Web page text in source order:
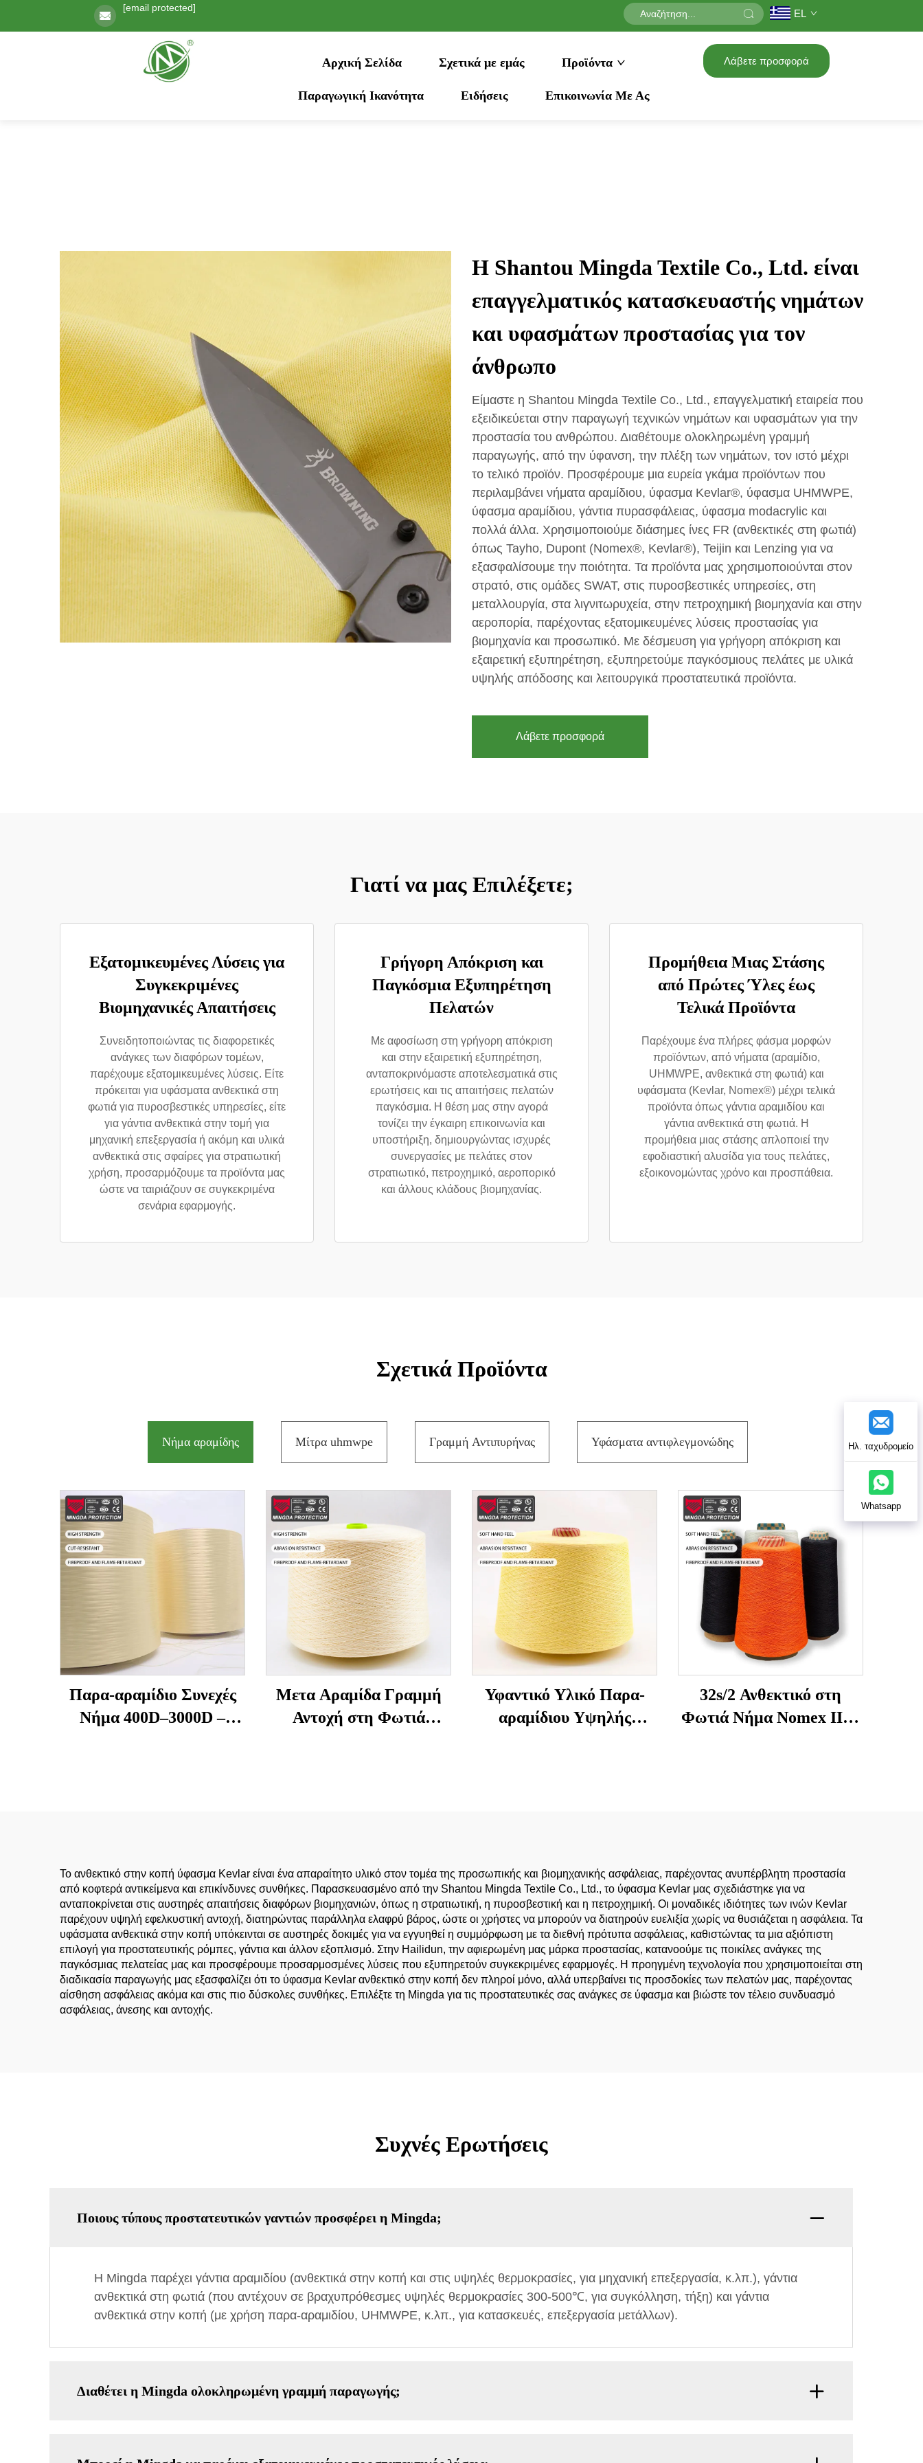
[email protected] EL
Αρχική Σελίδα Σχετικά με εμάς Προϊόντα
Παραγωγική Ικανότητα Ειδήσεις Επικοινωνία Με Ας
Λάβετε προσφορά
Η Shantou Mingda Textile Co., Ltd. είναι
επαγγελματικός κατασκευαστής νημάτων
και υφασμάτων προστασίας για τον
άνθρωπο
Είμαστε η Shantou Mingda Textile Co., Ltd., επαγγελματική εταιρεία που
εξειδικεύεται στην παραγωγή τεχνικών νημάτων και υφασμάτων για την
προστασία του ανθρώπου. Διαθέτουμε ολοκληρωμένη γραμμή
παραγωγής, από την ύφανση, την πλέξη των νημάτων, τον ιστό μέχρι
το τελικό προϊόν. Προσφέρουμε μια ευρεία γκάμα προϊόντων που
περιλαμβάνει νήματα αραμίδιου, ύφασμα Kevlar®, ύφασμα UHMWPE,
ύφασμα αραμίδιου, γάντια πυρασφάλειας, ύφασμα modacrylic και
πολλά άλλα. Χρησιμοποιούμε διάσημες ίνες FR (ανθεκτικές στη φωτιά)
όπως Tayho, Dupont (Nomex®, Kevlar®), Teijin και Lenzing για να
εξασφαλίσουμε την ποιότητα. Τα προϊόντα μας χρησιμοποιούνται στον
στρατό, στις ομάδες SWAT, στις πυροσβεστικές υπηρεσίες, στη
μεταλλουργία, στα λιγνιτωρυχεία, στην πετροχημική βιομηχανία και στην
αεροπορία, παρέχοντας εξατομικευμένες λύσεις προστασίας για
βιομηχανία και προσωπικό. Με δέσμευση για γρήγορη απόκριση και
εξαιρετική εξυπηρέτηση, εξυπηρετούμε παγκόσμιους πελάτες με υλικά
υψηλής απόδοσης και λειτουργικά προστατευτικά προϊόντα.
Λάβετε προσφορά
Γιατί να μας Επιλέξετε;
Εξατομικευμένες Λύσεις για
Συγκεκριμένες
Βιομηχανικές Απαιτήσεις
Συνειδητοποιώντας τις διαφορετικές
ανάγκες των διαφόρων τομέων,
παρέχουμε εξατομικευμένες λύσεις. Είτε
πρόκειται για υφάσματα ανθεκτικά στη
φωτιά για πυροσβεστικές υπηρεσίες, είτε
για γάντια ανθεκτικά στην τομή για
μηχανική επεξεργασία ή ακόμη και υλικά
ανθεκτικά στις σφαίρες για στρατιωτική
χρήση, προσαρμόζουμε τα προϊόντα μας
ώστε να ταιριάζουν σε συγκεκριμένα
σενάρια εφαρμογής.
Γρήγορη Απόκριση και
Παγκόσμια Εξυπηρέτηση
Πελατών
Με αφοσίωση στη γρήγορη απόκριση
και στην εξαιρετική εξυπηρέτηση,
ανταποκρινόμαστε αποτελεσματικά στις
ερωτήσεις και τις απαιτήσεις πελατών
παγκόσμια. Η θέση μας στην αγορά
τονίζει την έγκαιρη επικοινωνία και
υποστήριξη, δημιουργώντας ισχυρές
συνεργασίες με πελάτες στον
στρατιωτικό, πετροχημικό, αεροπορικό
και άλλους κλάδους βιομηχανίας.
Προμήθεια Μιας Στάσης
από Πρώτες Ύλες έως
Τελικά Προϊόντα
Παρέχουμε ένα πλήρες φάσμα μορφών
προϊόντων, από νήματα (αραμίδιο,
UHMWPE, ανθεκτικά στη φωτιά) και
υφάσματα (Kevlar, Nomex®) μέχρι τελικά
προϊόντα όπως γάντια αραμιδίου και
γάντια ανθεκτικά στη φωτιά. Η
προμήθεια μιας στάσης απλοποιεί την
εφοδιαστική αλυσίδα για τους πελάτες,
εξοικονομώντας χρόνο και προσπάθεια.
Σχετικά Προϊόντα
Νήμα αραμίδης Μίτρα uhmwpe Γραμμή Αντιπυρήνας Υφάσματα αντιφλεγμονώδης
Παρα-αραμίδιο Συνεχές
Νήμα 400D–3000D –
Μετα Αραμίδα Γραμμή
Αντοχή στη Φωτιά
Υφαντικό Υλικό Παρα-
αραμίδιου Υψηλής
32s/2 Ανθεκτικό στη
Φωτιά Νήμα Nomex IIIA
Το ανθεκτικό στην κοπή ύφασμα Kevlar είναι ένα απαραίτητο υλικό στον τομέα της προσωπικής και βιομηχανικής ασφάλειας, παρέχοντας ανυπέρβλητη προστασία
από κοφτερά αντικείμενα και επικίνδυνες συνθήκες. Παρασκευασμένο από την Shantou Mingda Textile Co., Ltd., το ύφασμα Kevlar μας σχεδιάστηκε για να
ανταποκρίνεται στις αυστηρές απαιτήσεις διαφόρων βιομηχανιών, όπως η στρατιωτική, η πυροσβεστική και η πετροχημική. Οι μοναδικές ιδιότητες των ινών Kevlar
παρέχουν υψηλή εφελκυστική αντοχή, διατηρώντας παράλληλα ελαφρύ βάρος, ώστε οι χρήστες να μπορούν να διατηρούν ευελιξία χωρίς να θυσιάζεται η ασφάλεια. Τα
υφάσματα ανθεκτικά στην κοπή υπόκεινται σε αυστηρές δοκιμές για να εγγυηθεί η συμμόρφωση με τα διεθνή πρότυπα ασφάλειας, καθιστώντας τα μια αξιόπιστη
επιλογή για προστατευτικής ρόμπες, γάντια και άλλον εξοπλισμό. Στην Hailidun, την αφιερωμένη μας μάρκα προστασίας, κατανοούμε τις ποικίλες ανάγκες της
παγκόσμιας πελατείας μας και προσφέρουμε προσαρμοσμένες λύσεις που εξυπηρετούν συγκεκριμένες εφαρμογές. Η προηγμένη τεχνολογία που χρησιμοποιείται στη
διαδικασία παραγωγής μας εξασφαλίζει ότι το ύφασμα Kevlar ανθεκτικό στην κοπή δεν πληροί μόνο, αλλά υπερβαίνει τις προσδοκίες των πελατών μας, παρέχοντας
αίσθηση ασφάλειας ακόμα και στις πιο δύσκολες συνθήκες. Επιλέξτε τη Mingda για τις προστατευτικές σας ανάγκες σε ύφασμα και βιώστε τον τέλειο συνδυασμό
ασφάλειας, άνεσης και αντοχής.
Συχνές Ερωτήσεις
Ποιους τύπους προστατευτικών γαντιών προσφέρει η Mingda;
Η Mingda παρέχει γάντια αραμιδίου (ανθεκτικά στην κοπή και στις υψηλές θερμοκρασίες, για μηχανική επεξεργασία, κ.λπ.), γάντια
ανθεκτικά στη φωτιά (που αντέχουν σε βραχυπρόθεσμες υψηλές θερμοκρασίες 300-500℃, για συγκόλληση, τήξη) και γάντια
ανθεκτικά στην κοπή (με χρήση παρα-αραμιδίου, UHMWPE, κ.λπ., για κατασκευές, επεξεργασία μετάλλων).
Διαθέτει η Mingda ολοκληρωμένη γραμμή παραγωγής;
Ηλ. ταχυδρομείο
Whatsapp